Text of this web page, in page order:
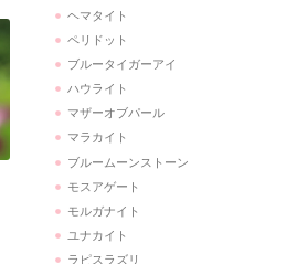
ヘマタイト
ペリドット
ブルータイガーアイ
ハウライト
マザーオブパール
マラカイト
ブルームーンストーン
モスアゲート
モルガナイト
ユナカイト
ラピスラズリ